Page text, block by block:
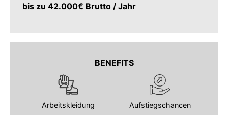
bis zu 42.000€ Brutto / Jahr
BENEFITS
Arbeitskleidung Aufstiegschancen